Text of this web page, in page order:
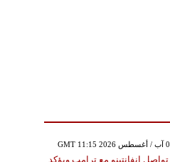
إنفانتينو مع ترامب ويؤكد